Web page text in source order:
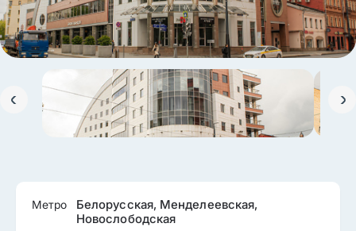
Метро
Белорусская, Менделеевская,
Новослободская